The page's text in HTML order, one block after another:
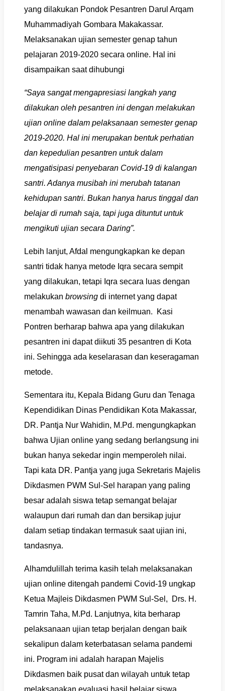
yang dilakukan Pondok Pesantren Darul Arqam
Muhammadiyah Gombara Makakassar.
Melaksanakan ujian semester genap tahun
pelajaran 2019-2020 secara online. Hal ini
disampaikan saat dihubungi
“Saya sangat mengapresiasi langkah yang
dilakukan oleh pesantren ini dengan melakukan
ujian online dalam pelaksanaan semester genap
2019-2020. Hal ini merupakan bentuk perhatian
dan kepedulian pesantren untuk dalam
mengatisipasi penyebaran Covid-19 di kalangan
santri. Adanya musibah ini merubah tatanan
kehidupan santri. Bukan hanya harus tinggal dan
belajar di rumah saja, tapi juga dituntut untuk
mengikuti ujian secara Daring”.
Lebih lanjut, Afdal mengungkapkan ke depan
santri tidak hanya metode Iqra secara sempit
yang dilakukan, tetapi Iqra secara luas dengan
melakukan browsing di internet yang dapat
menambah wawasan dan keilmuan. Kasi
Pontren berharap bahwa apa yang dilakukan
pesantren ini dapat diikuti 35 pesantren di Kota
ini. Sehingga ada keselarasan dan keseragaman
metode.
Sementara itu, Kepala Bidang Guru dan Tenaga
Kependidikan Dinas Pendidikan Kota Makassar,
DR. Pantja Nur Wahidin, M.Pd. mengungkapkan
bahwa Ujian online yang sedang berlangsung ini
bukan hanya sekedar ingin memperoleh nilai.
Tapi kata DR. Pantja yang juga Sekretaris Majelis
Dikdasmen PWM Sul-Sel harapan yang paling
besar adalah siswa tetap semangat belajar
walaupun dari rumah dan dan bersikap jujur
dalam setiap tindakan termasuk saat ujian ini,
tandasnya.
Alhamdulillah terima kasih telah melaksanakan
ujian online ditengah pandemi Covid-19 ungkap
Ketua Majleis Dikdasmen PWM Sul-Sel, Drs. H.
Tamrin Taha, M.Pd. Lanjutnya, kita berharap
pelaksanaan ujian tetap berjalan dengan baik
sekalipun dalam keterbatasan selama pandemi
ini. Program ini adalah harapan Majelis
Dikdasmen baik pusat dan wilayah untuk tetap
melaksanakan evaluasi hasil belajar siswa